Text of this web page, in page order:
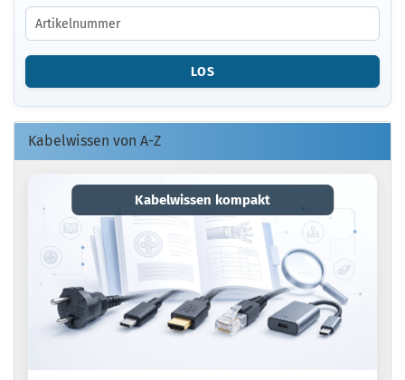
GEBEN
SIE
DIE
ARTIKELNUMMER
EAN
EIN.
LOS
Kabelwissen von A-Z
Kabelwissen kompakt